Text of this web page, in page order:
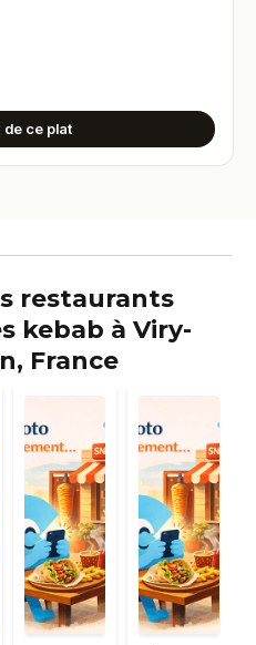
de ce plat
restaurants
kebab à Viry-
France